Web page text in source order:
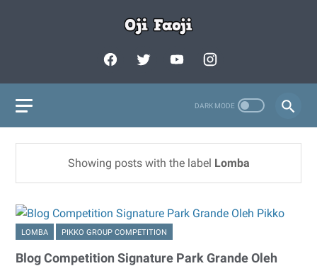
Showing posts with the label Lomba
LOMBA PIKKO GROUP COMPETITION
Blog Competition Signature Park Grande Oleh